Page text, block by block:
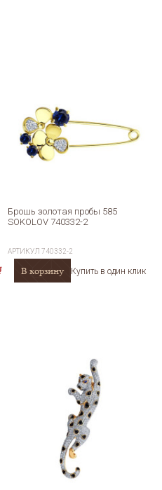
Брошь золотая пробы 585
SOKOLOV 740332-2
АРТИКУЛ740332-2
В корзину Купить в один клик